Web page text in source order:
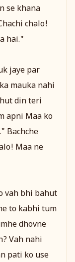
se khana
chalo!
hai."
jaye par
mauka nahi
din teri
apni Maa ko
Bachche
Maa ne
vah bhi bahut
to kabhi tum
dhovne
Vah nahi
pati ko use